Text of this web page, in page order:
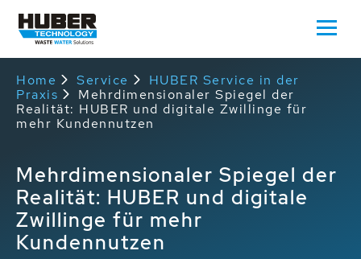
Home Service
HUBER Service in der
Praxis
Mehrdimensionaler Spiegel der
Realität: HUBER und digitale Zwillinge für
mehr Kundennutzen
Mehrdimensionaler Spiegel der
Realität: HUBER und digitale
Zwillinge für mehr
Kundennutzen